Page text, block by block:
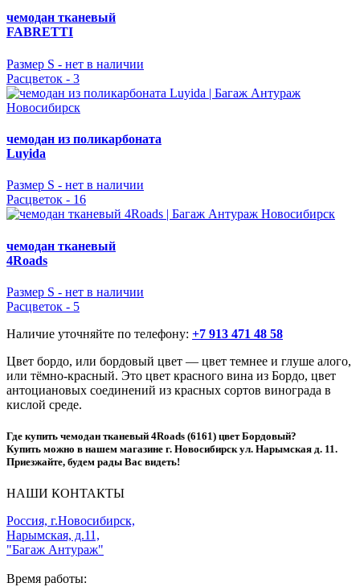
чемодан тканевый
FABRETTI
Размер S - нет в наличии
Расцветок - 3
чемодан из поликарбоната
Luyida
Размер S - нет в наличии
Расцветок - 16
чемодан тканевый
4Roads
Размер S - нет в наличии
Расцветок - 5
Наличие уточняйте по телефону: +7 913 471 48 58
Цвет бордо, или бордовый цвет — цвет темнее и глуше алого,
или тёмно-красный. Это цвет красного вина из Бордо, цвет
антоциановых соединений из красных сортов винограда в
кислой среде.
Где купить чемодан тканевый 4Roads (6161) цвет Бордовый?
Купить можно в нашем магазине г. Новосибирск ул. Нарымская д. 11.
Приезжайте, будем рады Вас видеть!
НАШИ КОНТАКТЫ
Россия, г.Новосибирск,
Нарымская, д.11,
"Багаж Антураж"
Время работы: